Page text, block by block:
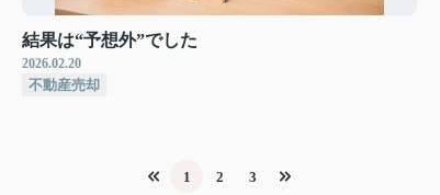
結果は“予想外”でした
2026.02.20
不動産売却
1 2 3